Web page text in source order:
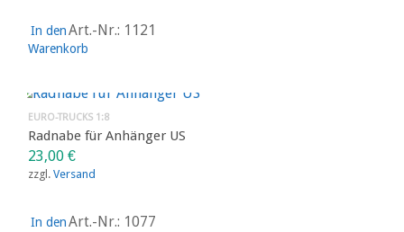
In den
Warenkorb
Art.-Nr.: 1121
EURO-TRUCKS 1:8
Radnabe für Anhänger US
23,00 €
zzgl. Versand
In denArt.-Nr.: 1077